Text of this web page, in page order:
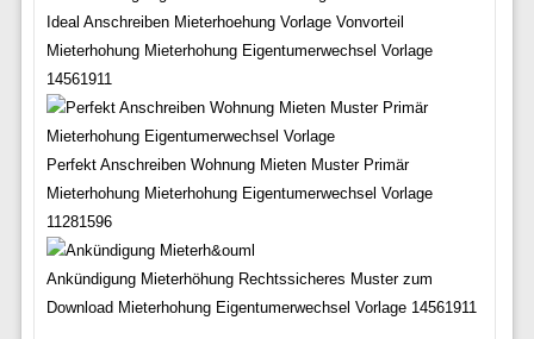
Ideal Anschreiben Mieterhoehung Vorlage Vonvorteil
Mieterhohung Mieterhohung Eigentumerwechsel Vorlage
14561911
Perfekt Anschreiben Wohnung Mieten Muster Primär
Mieterhohung Mieterhohung Eigentumerwechsel Vorlage
11281596
Ankündigung Mieterhöhung Rechtssicheres Muster zum
Download Mieterhohung Eigentumerwechsel Vorlage 14561911